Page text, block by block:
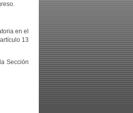
en el
13
Sección